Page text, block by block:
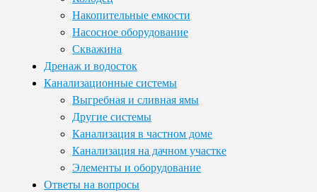
Накопительные емкости
Насосное оборудование
Скважина
Дренаж и водосток
Канализационные системы
Выгребная и сливная ямы
Другие системы
Канализация в частном доме
Канализация на дачном участке
Элементы и оборудование
Ответы на вопросы